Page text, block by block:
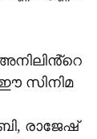
സിനിമ
രാജേഷ്